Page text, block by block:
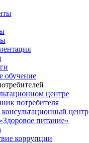
обучение
центре
потребителя
центр
питание»
коррупции